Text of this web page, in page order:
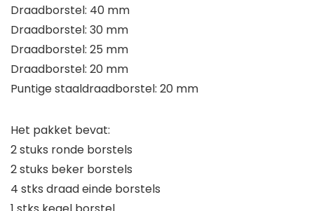
Draadborstel: 40 mm
Draadborstel: 30 mm
Draadborstel: 25 mm
Draadborstel: 20 mm
Puntige staaldraadborstel: 20 mm
Het pakket bevat:
2 stuks ronde borstels
2 stuks beker borstels
4 stks draad einde borstels